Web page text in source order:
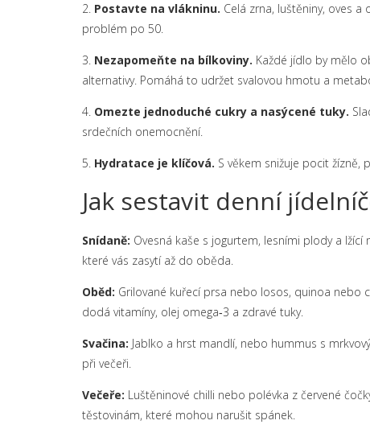
2. Postavte na vlákninu. Celá zrna, luštěniny, oves a
problém po 50.
3. Nezapomeňte na bílkoviny. Každé jídlo by mělo
alternativy. Pomáhá to udržet svalovou hmotu a
4. Omezte jednoduché cukry a nasýcené tuky.
srdečních onemocnění.
5. Hydratace je klíčová. S věkem snižuje pocit žízně,
Jak sestavit denní
Snídaně: Ovesná kaše s jogurtem, lesními plody a
které vás zasytí až do oběda.
Oběd: Grilované kuřecí prsa nebo losos, quinoa nebo
dodá vitamíny, olej omega‑3 a zdravé tuky.
Svačina: Jablko a hrst mandlí, nebo hummus s
při večeři.
Večeře: Luštěninové chilli nebo polévka z červené
těstovinám, které mohou narušit spánek.